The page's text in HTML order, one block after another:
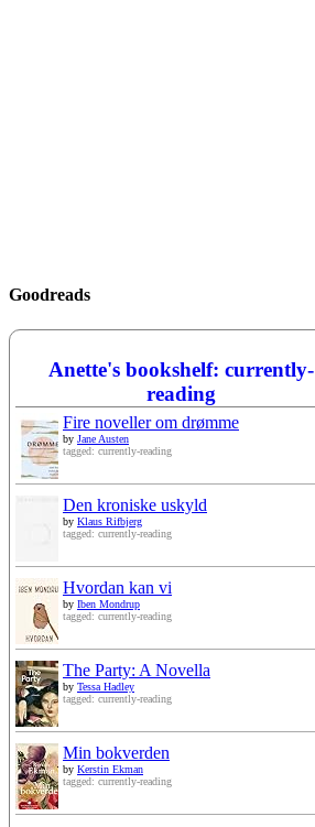
Goodreads
Anette's bookshelf: currently-
reading
Fire noveller om drømme
by Jane Austen
tagged: currently-reading
Den kroniske uskyld
by Klaus Rifbjerg
tagged: currently-reading
Hvordan kan vi
by Iben Mondrup
tagged: currently-reading
The Party: A Novella
by Tessa Hadley
tagged: currently-reading
Min bokverden
by Kerstin Ekman
tagged: currently-reading